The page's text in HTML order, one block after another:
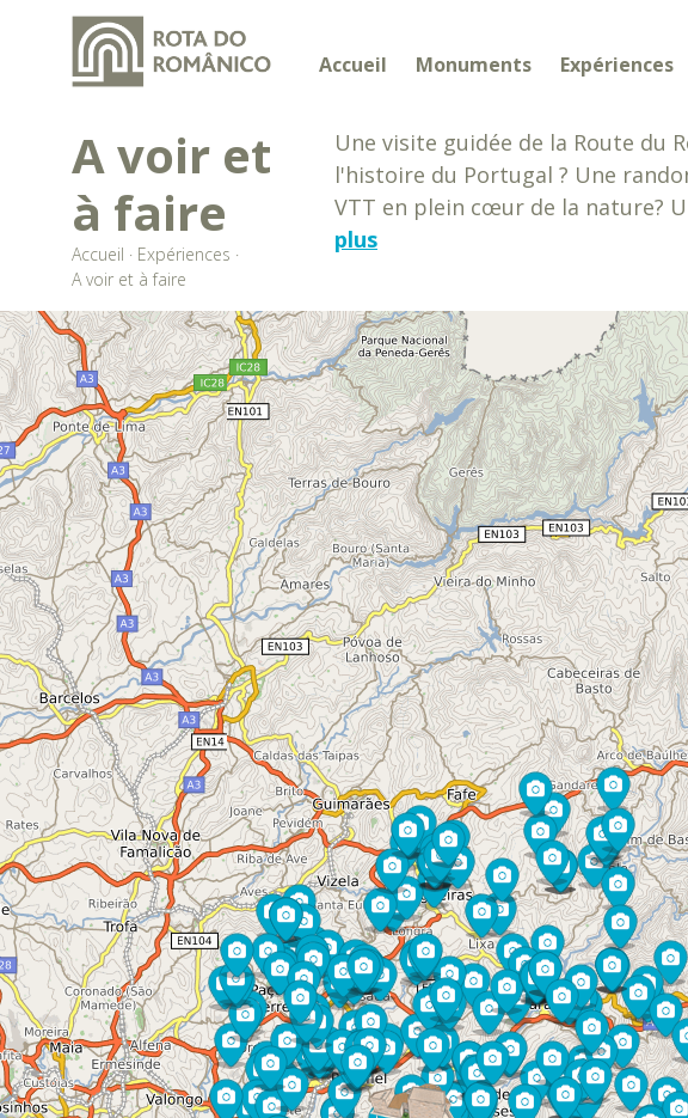
Accueil Monuments Expériences
A voir et
à faire
Accueil · Expériences ·
A voir et à faire
Une visite guidée de la Route du
l'histoire du Portugal ? Une
VTT en plein cœur de la nature?
plus